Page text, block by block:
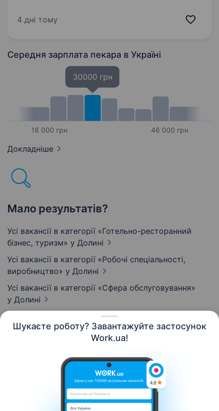
Шукаєте роботу? Завантажуйте застосунок
Work.ua!
займатись: Продаж Гостям нашої смачної
4 дні тому
Середня зарплата пекара в Україні
18 000 грн
30000 грн
46 000 грн
Докладніше
Мало результатів?
Усі вакансії в категорії «Готельно-ресторанний
бізнес, туризм» у Долині
Усі вакансії в категорії «Робочі спеціальності,
виробництво» у Долині
Усі вакансії в категорії «Сфера обслуговування»
у Долині